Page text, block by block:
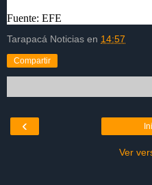
Fuente: EFE
Tarapacá Noticias en 14:57
Compartir
‹
Ver